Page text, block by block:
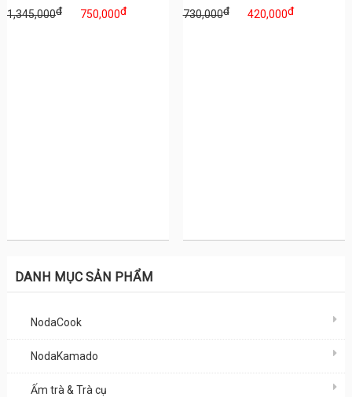
1,345,000đ 750,000đ
730,000đ 420,000đ
DANH MỤC SẢN PHẨM
NodaCook
NodaKamado
Ấm trà & Trà cụ